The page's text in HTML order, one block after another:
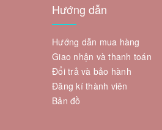
Hướng dẫn
Hướng dẫn mua hàng
Giao nhận và thanh toán
Đổi trả và bảo hành
Đăng kí thành viên
Bản đồ